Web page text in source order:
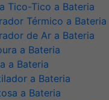
Tico-Tico a Bateria
Térmico a Bateria
de Ar a Bateria
a Bateria
a Bateria
a Bateria
a Bateria